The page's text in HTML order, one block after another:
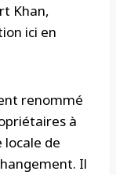
Khan,
ici en
renommé
à
locale de
Il